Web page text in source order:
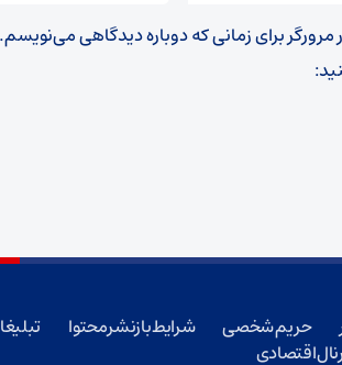
برای زمانی که دوباره دیدگاهی می‌نویسم.
حریم شخصی شرایط بازنشر محتوا
اقتصادی